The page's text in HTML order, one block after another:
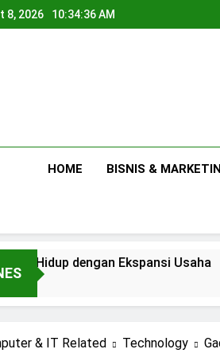
8, 2026 10:34:37 AM
HOME BISNIS &
Ekspansi Usaha
& IT Related Technology